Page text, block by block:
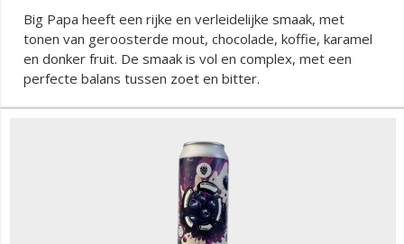
Big Papa heeft een rijke en verleidelijke smaak, met
tonen van geroosterde mout, chocolade, koffie, karamel
en donker fruit. De smaak is vol en complex, met een
perfecte balans tussen zoet en bitter.